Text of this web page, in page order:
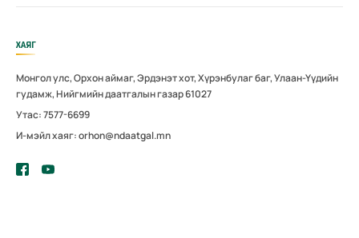
ХАЯГ
Монгол улс, Орхон аймаг, Эрдэнэт хот, Хүрэнбулаг баг, Улаан-Үүдийн
гудамж, Нийгмийн даатгалын газар 61027
Утас: 7577-6699
И-мэйл хаяг: orhon@ndaatgal.mn